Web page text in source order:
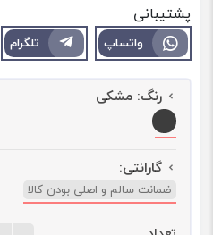
پشتیبانی
واتساپ تلگرام
رنگ: مشکی
گارانتی:
ضمانت سالم و اصلی بودن کالا